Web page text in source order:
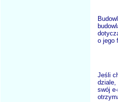
o jego
Jeśli
dziale,
swój